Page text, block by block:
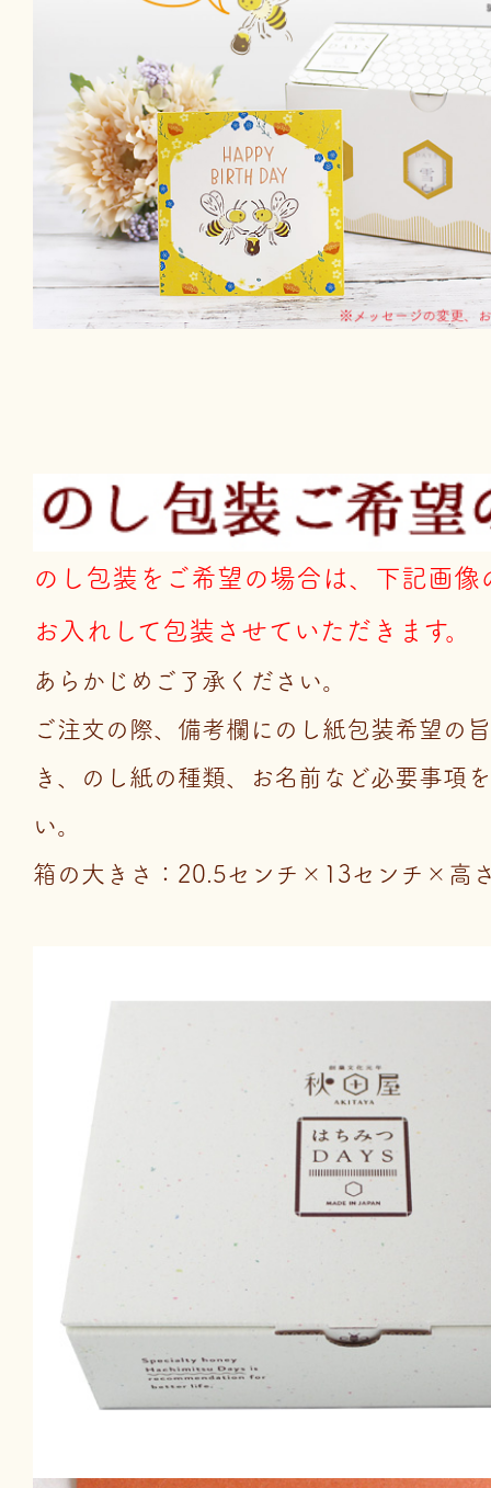
のし包装をご希望の場合は、下記画像
お入れして包装させていただきます。
あらかじめご了承ください。
ご注文の際、備考欄にのし紙包装希望の
き、のし紙の種類、お名前など必要事項
い。
箱の大きさ：20.5センチ×13センチ×高